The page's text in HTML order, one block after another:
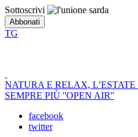
Sottoscrivi
TG
NATURA E RELAX,
SEMPRE PIÙ ''OPEN AIR''
facebook
twitter